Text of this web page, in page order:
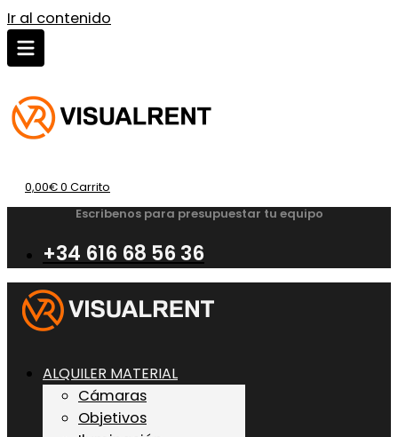
Ir al contenido
0,00€0 Carrito
Escribenos para presupuestar tu equipo
+34 616 68 56 36
ALQUILER MATERIAL
Cámaras
Objetivos